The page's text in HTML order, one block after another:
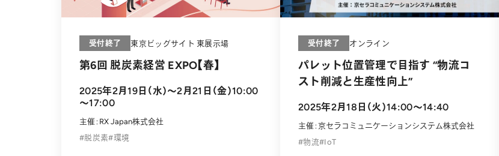
受付終了 東京ビッグサイト 東展示場
第6回 脱炭素経営 EXPO【春】
2025年2月19日（水）～2月21日（金）10:00
～17:00
主催：RX Japan株式会社
脱炭素 環境
受付終了 オンライン
パレット位置管理で目指す “物流コ
スト削減と生産性向上”
2025年2月18日（火）14:00～14:40
主催：京セラコミュニケーションシステム株式会社
物流
IoT